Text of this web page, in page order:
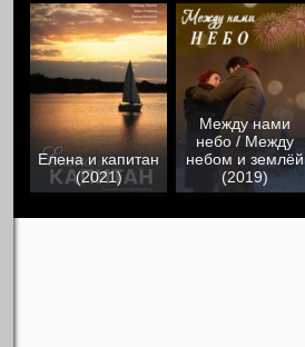
Елена и капитан
(2021)
Между нами
небо / Между
небом и землёй
(2019)